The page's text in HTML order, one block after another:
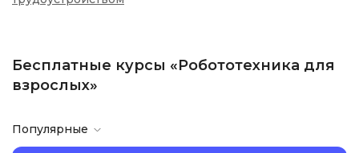
Бесплатные курсы «Робототехника для
взрослых»
Популярные